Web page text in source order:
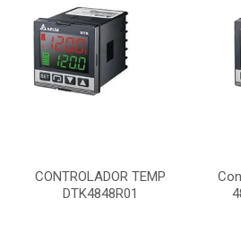
CONTROLADOR TEMP
DTK4848R01